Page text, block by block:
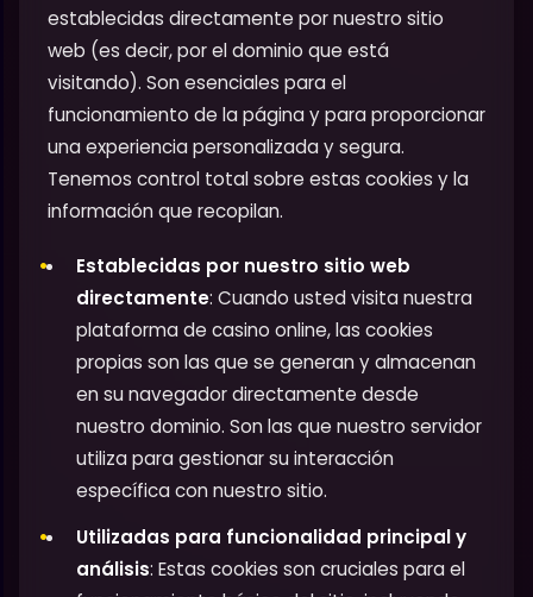
establecidas directamente por nuestro sitio
web (es decir, por el dominio que está
visitando). Son esenciales para el
funcionamiento de la página y para proporcionar
una experiencia personalizada y segura.
Tenemos control total sobre estas cookies y la
información que recopilan.
Establecidas por nuestro sitio web
directamente: Cuando usted visita nuestra
plataforma de casino online, las cookies
propias son las que se generan y almacenan
en su navegador directamente desde
nuestro dominio. Son las que nuestro servidor
utiliza para gestionar su interacción
específica con nuestro sitio.
Utilizadas para funcionalidad principal y
análisis: Estas cookies son cruciales para el